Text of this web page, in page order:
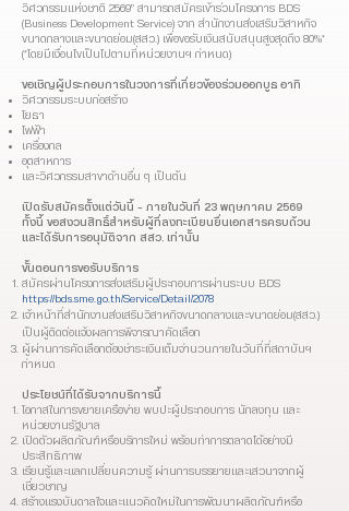
วิศวกรรมแห่งชาติ 2569” สามารถสมัครเข้าร่วมโครงการ BDS
(Business Development Service) จาก สำนักงานส่งเสริมวิสาหกิจ
ขนาดกลางและขนาดย่อม(สสว.) เพื่อขอรับเงินสนับสนุนสูงสุดถึง 80%*
(*โดยมีเงื่อนไขเป็นไปตามที่หน่วยงานฯ กำหนด)
ขอเชิญผู้ประกอบการในวงการที่เกี่ยวข้องร่วมออกบูธ อาทิ
วิศวกรรมระบบก่อสร้าง
โยธา
ไฟฟ้า
เครื่องกล
อุตสาหการ
และวิศวกรรมสาขาด้านอื่น ๆ เป็นต้น
เปิดรับสมัครตั้งแต่วันนี้ – ภายในวันที่ 23 พฤษภาคม 2569
ทั้งนี้ ขอสงวนสิทธิ์สำหรับผู้ที่ลงทะเบียนยื่นเอกสารครบถ้วน
และได้รับการอนุมัติจาก สสว. เท่านั้น
ขั้นตอนการขอรับบริการ
สมัครผ่านโครงการส่งเสริมผู้ประกอบการผ่านระบบ BDS
https://bds.sme.go.th/Service/Detail/2078
เจ้าหน้าที่สำนักงานส่งเสริมวิสาหกิจขนาดกลางและขนาดย่อม(สสว.)
เป็นผู้ติดต่อแจ้งผลการพิจารณาคัดเลือก
ผู้ผ่านการคัดเลือกต้องชำระเงินเต็มจำนวนภายในวันที่ที่สถาบันฯ
กำหนด
ประโยชน์ที่ได้รับจากบริการนี้
โอกาสในการขยายเครือข่าย พบปะผู้ประกอบการ นักลงทุน และ
หน่วยงานรัฐบาล
เปิดตัวผลิตภัณฑ์หรือบริการใหม่ พร้อมทำการตลาดได้อย่างมี
ประสิทธิภาพ
เรียนรู้และแลกเปลี่ยนความรู้ ผ่านการบรรยายและเสวนาจากผู้
เชี่ยวชาญ
สร้างแรงบันดาลใจและแนวคิดใหม่ในการพัฒนาผลิตภัณฑ์หรือ